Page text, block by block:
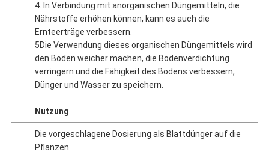
4. In Verbindung mit anorganischen Düngemitteln, die
Nährstoffe erhöhen können, kann es auch die
Ernteerträge verbessern.
5Die Verwendung dieses organischen Düngemittels wird
den Boden weicher machen, die Bodenverdichtung
verringern und die Fähigkeit des Bodens verbessern,
Dünger und Wasser zu speichern.
Nutzung
Die vorgeschlagene Dosierung als Blattdünger auf die
Pflanzen.